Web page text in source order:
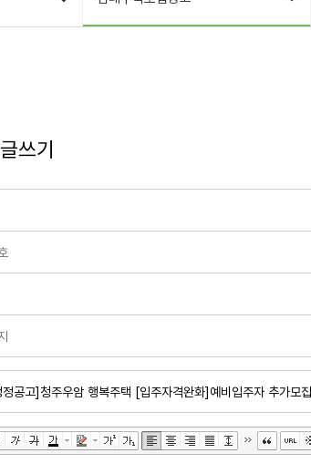
쓰기